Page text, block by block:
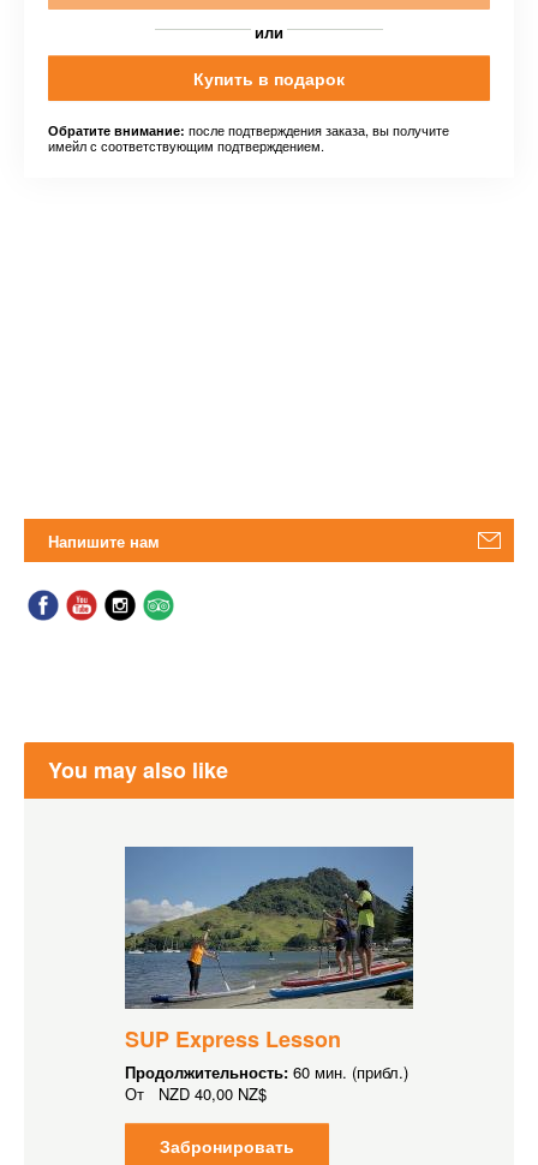
или
Купить в подарок
Обратите внимание: после подтверждения заказа, вы получите
имейл с соответствующим подтверждением.
Напишите нам
You may also like
SUP Express Lesson
Продолжительность: 60 мин. (прибл.)
От NZD 40,00 NZ$
Забронировать